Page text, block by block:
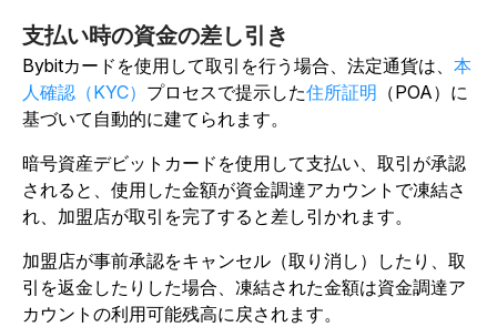
支払い時の資金の差し引き
Bybitカードを使用して取引を行う場合、法定通貨は、 本
人確認（KYC） プロセスで提示した住所証明 （POA）に
基づいて自動的に建てられます。
暗号資産デビットカードを使用して支払い、取引が承認
されると、使用した金額が資金調達アカウントで凍結さ
れ、加盟店が取引を完了すると差し引かれます。
加盟店が事前承認をキャンセル（取り消し）したり、取
引を返金したりした場合、凍結された金額は資金調達ア
カウントの利用可能残高に戻されます。